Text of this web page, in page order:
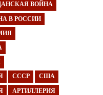
ВОЙНА
В РОССИИ
СССР США
АРТИЛЛЕРИЯ